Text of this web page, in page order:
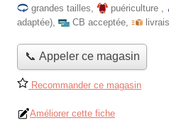
grandes tailles, puériculture ,
adaptée), CB acceptée,
📞 Appeler ce magasin
Recommander ce magasin
Améliorer cette fiche